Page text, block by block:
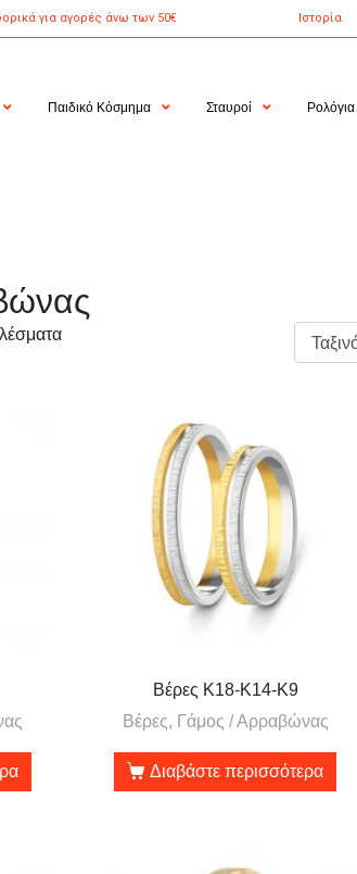
για αγορές άνω των 50€ Ιστορία
Παιδικό Κόσμημα Σταυροί Ρολόγια
Βέρες Κ18-Κ14-Κ9
Βέρες, Γάμος / Αρραβώνας
Διαβάστε περισσότερα